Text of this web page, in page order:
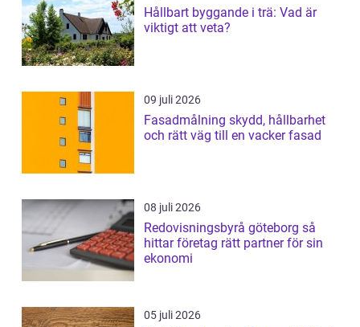
Hållbart byggande i trä: Vad är
viktigt att veta?
09 juli 2026
Fasadmålning skydd, hållbarhet
och rätt väg till en vacker fasad
08 juli 2026
Redovisningsbyrå göteborg så
hittar företag rätt partner för sin
ekonomi
05 juli 2026